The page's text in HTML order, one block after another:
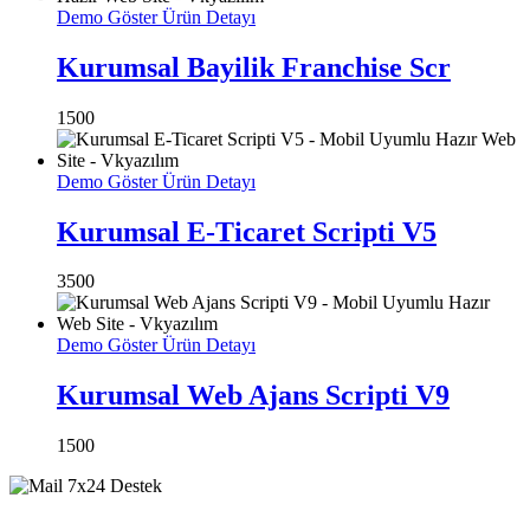
Demo GösterÜrün Detayı
Kurumsal Bayilik Franchise Scr
1500
Demo GösterÜrün Detayı
Kurumsal E-Ticaret Scripti V5
3500
Demo GösterÜrün Detayı
Kurumsal Web Ajans Scripti V9
1500